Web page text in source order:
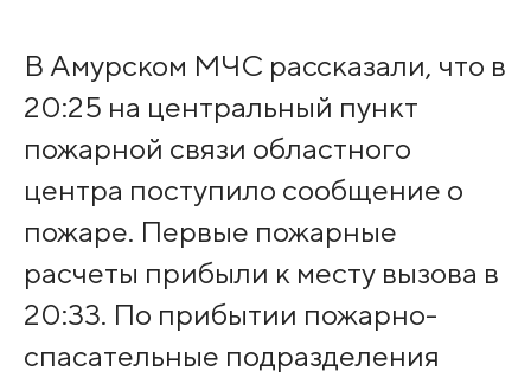
В Амурском МЧС рассказали, что в
20:25 на центральный пункт
пожарной связи областного
центра поступило сообщение о
пожаре. Первые пожарные
расчеты прибыли к месту вызова в
20:33. По прибытии пожарно-
спасательные подразделения